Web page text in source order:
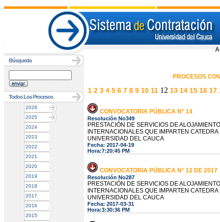
Búsqueda
Todos Los Procesos
2026
2025
2024
2023
2022
2021
2020
2019
2018
2017
2016
2015
PROCESOS
1 2 3 4 5 6 7 8 9 10 11 12 13 14 15 16 17
CONVOCATORIA PÚBLICA N° 14
Resolución No349
PRESTACIÓN DE SERVICIOS DE
INTERNACIONALES QUE IMPARTEN
UNIVERSIDAD DEL CAUCA
Fecha: 2017-04-19
Hora:7:20:45 PM
CONVOCATORIA PÚBLICA N° 12 DE 2017
Resolución No287
PRESTACIÓN DE SERVICIOS DE
INTERNACIONALES QUE IMPARTEN
UNIVERSIDAD DEL CAUCA
Fecha: 2017-03-31
Hora:3:30:36 PM